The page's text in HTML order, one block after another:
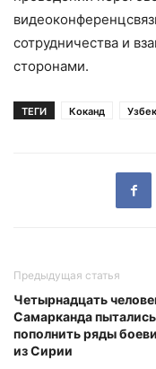
сотрудничества и
сторонами.
ТЕГИ Коканд
Предыдущая статья
Четырнадцать
Самарканда пытались
пополнить ряды
из Сирии